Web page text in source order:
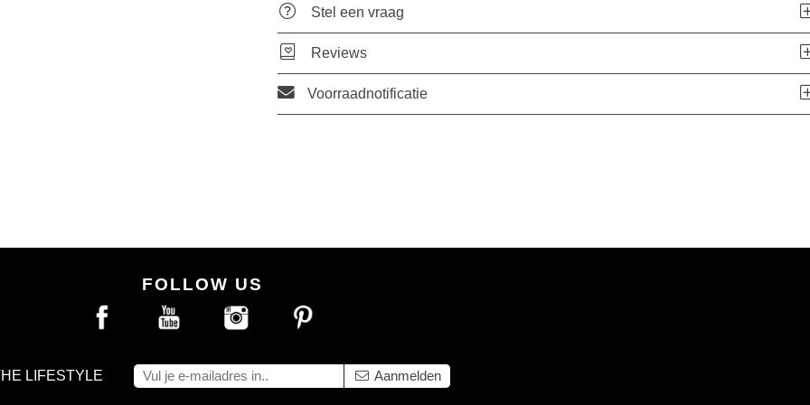
Stel een vraag
Reviews
Voorraadnotificatie
FOLLOW US
LIFESTYLE Aanmelden